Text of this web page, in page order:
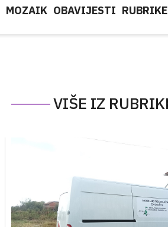
MOZAIK OBAVIJESTI RUBRIKE
VIŠE IZ